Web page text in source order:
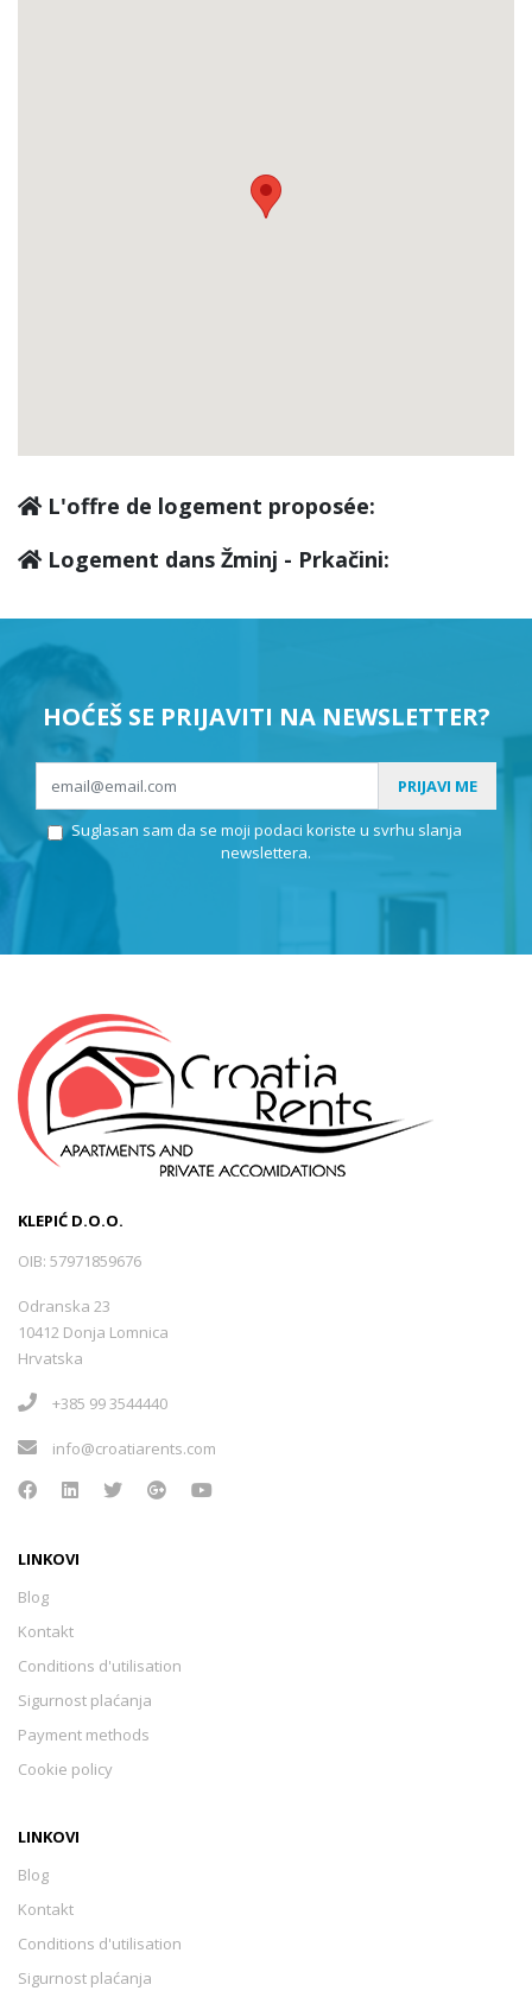
L'offre de logement proposée:
Logement dans Žminj - Prkačini:
HOĆEŠ SE PRIJAVITI NA NEWSLETTER?
PRIJAVI ME
Suglasan sam da se moji podaci koriste u svrhu slanja
newslettera.
KLEPIĆ D.O.O.
OIB: 57971859676
Odranska 23
10412 Donja Lomnica
Hrvatska
+385 99 3544440
info@croatiarents.com
LINKOVI
Blog
Kontakt
Conditions d'utilisation
Sigurnost plaćanja
Payment methods
Cookie policy
LINKOVI
Blog
Kontakt
Conditions d'utilisation
Sigurnost plaćanja